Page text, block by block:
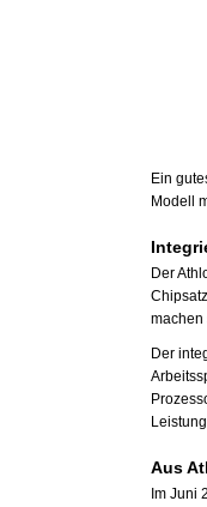
Ein
Modell
Der
machen
Der
Aus
Im Juni